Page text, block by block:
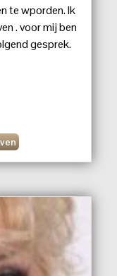
te wporden. Ik
. voor mij ben
gesprek.